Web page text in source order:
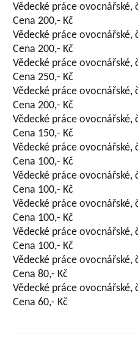
Vědecké práce ovocnářské,
Cena 200,- Kč
Vědecké práce ovocnářské,
Cena 200,- Kč
Vědecké práce ovocnářské,
Cena 250,- Kč
Vědecké práce ovocnářské,
Cena 200,- Kč
Vědecké práce ovocnářské,
Cena 150,- Kč
Vědecké práce ovocnářské,
Cena 100,- Kč
Vědecké práce ovocnářské,
Cena 100,- Kč
Vědecké práce ovocnářské,
Cena 100,- Kč
Vědecké práce ovocnářské,
Cena 100,- Kč
Vědecké práce ovocnářské,
Cena 80,- Kč
Vědecké práce ovocnářské,
Cena 60,- Kč